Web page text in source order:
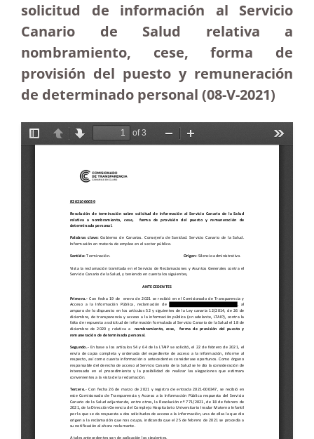
solicitud de información al Servicio
Canario de Salud relativa a
nombramiento, cese, forma de
provisión del puesto y remuneración
de determinado personal (08-V-2021)